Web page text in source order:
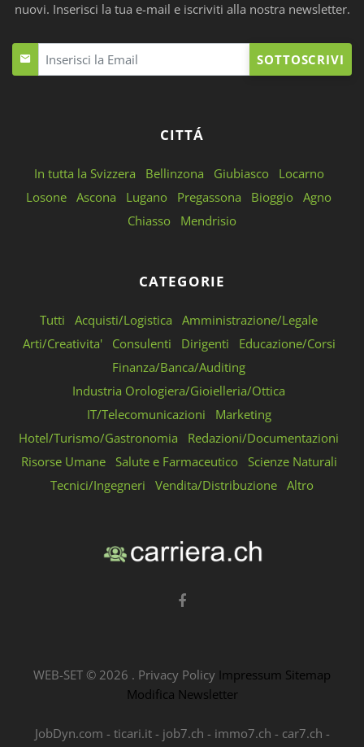
nuovi. Inserisci la tua e-mail e iscriviti alla nostra newsletter.
SOTTOSCRIVI
CITTÁ
In tutta la Svizzera Bellinzona Giubiasco
Locarno
Losone Ascona Lugano Pregassona Bioggio Agno
Chiasso
Mendrisio
CATEGORIE
Tutti Acquisti/Logistica
Amministrazione/Legale
Arti/Creativita'
Consulenti Dirigenti
Educazione/Corsi
Finanza/Banca/Auditing
Industria Orologiera/Gioielleria/Ottica
IT/Telecomunicazioni
Marketing
Hotel/Turismo/Gastronomia
Redazioni/Documentazioni
Risorse Umane
Salute e Farmaceutico
Scienze Naturali
Tecnici/Ingegneri
Vendita/Distribuzione Altro
WEB-SET © 2026 . Privacy Policy Impressum Sitemap
Modifica Newsletter
JobDyn.com - ticari.it- job7.ch - immo7.ch - car7.ch -